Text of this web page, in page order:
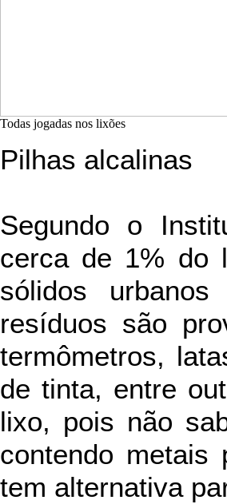
Todas jogadas nos lixões
Pilhas alcalinas
Segundo o
cerca de 1% do
sólidos
resíduos são
termômetros,
de tinta, entre
lixo, pois não
contendo metais
tem alternativa